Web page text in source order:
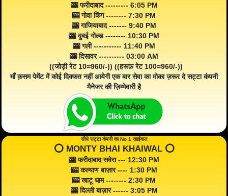
🎰 फरीदाबाद --------- 6:05 PM
🎰 गोवा किंग -------- 7:30 PM
🎰 गाजियाबाद ------- 9:40 PM
🎰 दुबई गोल्ड -------- 10:30 PM
🎰 गली ----------- 11:40 PM
🎰 दिसावर ---------- 03:00 AM
((जोड़ी रेट 10=960/-)) ((हरूफ़ रेट 100=960/-))
माँ क़सम पेमेंट में कोई दिक्कत नहीं आयेगी एक बार सेवा का मोका ज़रूर दे सट्टा कंपनी
मैनेजर की ज़िम्मेवारी है
सीधे सट्टा कंपनी का No 1 खाईवाल
⭕️ MONTY BHAI KHAIWAL ⭕️
🎰 फरीदाबाद सवेरा --- 12:30 PM
🎰 कल्याण बाज़ार ---- 1:30 PM
🎰 खाटू धाम -------- 2:30 PM
🎰 दिल्ली बाज़ार ------ 3:05 PM